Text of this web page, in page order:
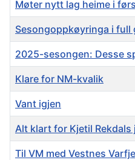
Møter nytt lag heime i
Sesongoppkøyringa i full
2025-sesongen: Desse
Klare for NM-kvalik
Vant igjen
Alt klart for Kjetil
Til VM med Vestnes